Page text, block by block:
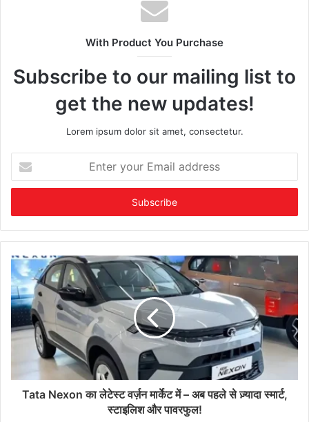
With Product You Purchase
Subscribe to our mailing list to
get the new updates!
Lorem ipsum dolor sit amet, consectetur.
your
Email
Tata Nexon का लेटेस्ट वर्ज़न मार्केट में – अब पहले से ज़्यादा स्मार्ट,
स्टाइलिश और पावरफुल!